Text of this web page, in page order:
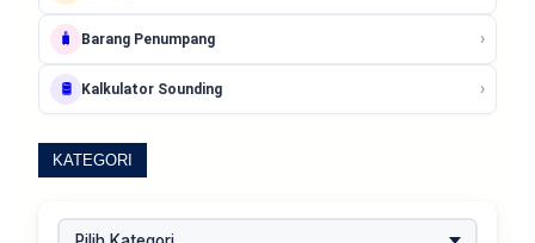
🧳 Barang Penumpang ›
🛢️ Kalkulator Sounding ›
KATEGORI